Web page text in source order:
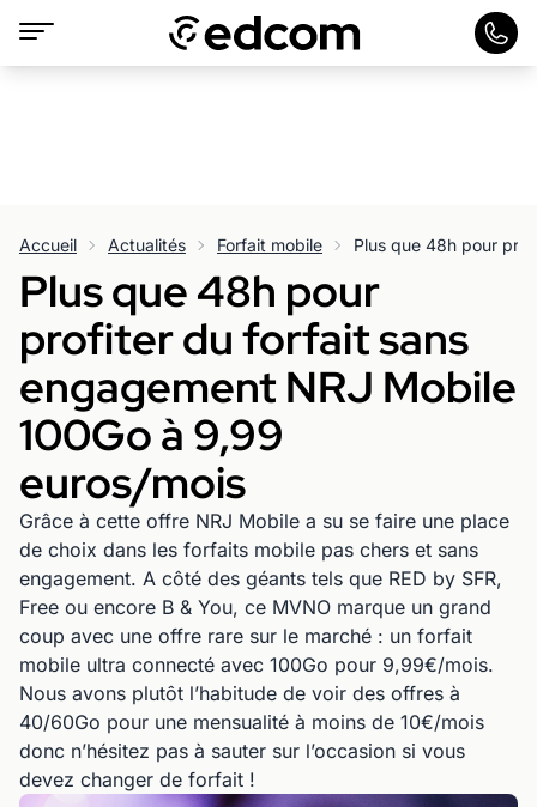
Accueil Actualités Forfait mobile
Plus que 48h pour
profiter du forfait sans
engagement NRJ Mobile
100Go à 9,99
euros/mois
Grâce à cette offre NRJ Mobile a su se faire une place
de choix dans les forfaits mobile pas chers et sans
engagement. A côté des géants tels que RED by SFR,
Free ou encore B & You, ce MVNO marque un grand
coup avec une offre rare sur le marché : un forfait
mobile ultra connecté avec 100Go pour 9,99€/mois.
Nous avons plutôt l’habitude de voir des offres à
40/60Go pour une mensualité à moins de 10€/mois
donc n’hésitez pas à sauter sur l’occasion si vous
devez changer de forfait !